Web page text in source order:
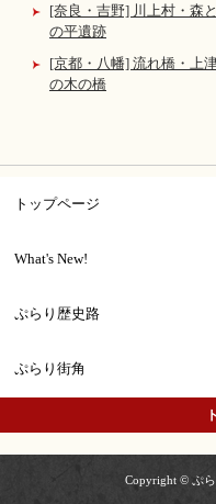
[奈良・吉野] 川上村・森
の平遺跡
[京都・八幡] 流れ橋・上
の木の橋
トップページ
What's New!
ぷらり歴史路
ぷらり街角
Copyright © ぷら